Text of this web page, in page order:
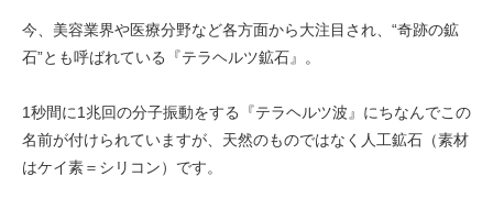
今、美容業界や医療分野など各方面から大注目され、“奇跡の鉱
石”とも呼ばれている『テラヘルツ鉱石』。
1秒間に1兆回の分子振動をする『テラヘルツ波』にちなんでこの
名前が付けられていますが、天然のものではなく人工鉱石（素材
はケイ素＝シリコン）です。